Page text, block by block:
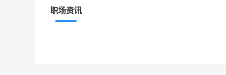
职场资讯